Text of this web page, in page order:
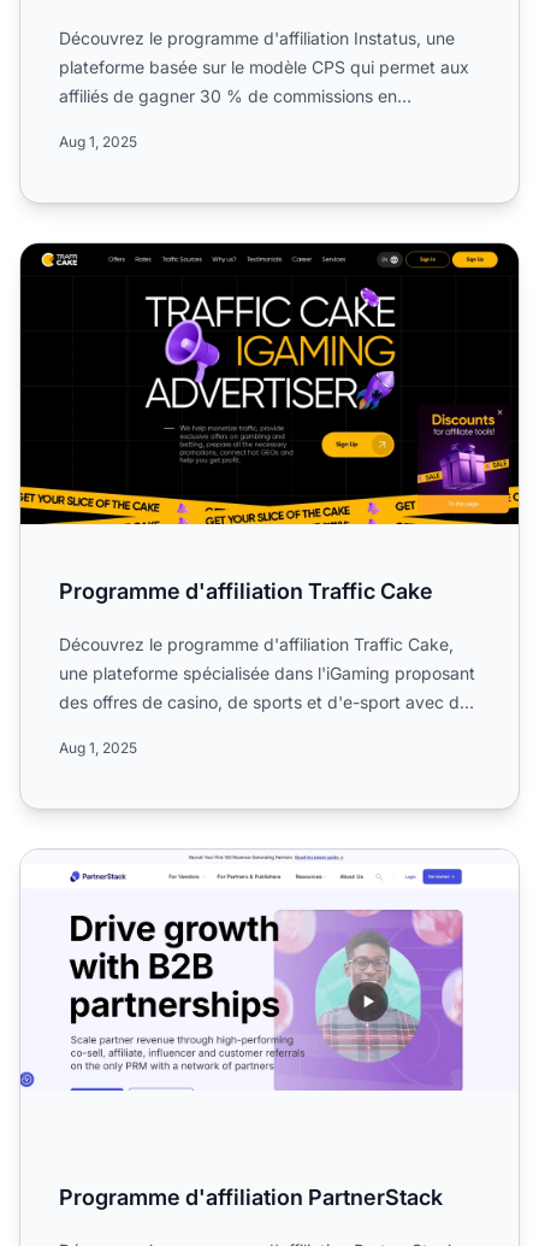
Découvrez le programme d'affiliation Instatus, une
plateforme basée sur le modèle CPS qui permet aux
affiliés de gagner 30 % de commissions en
Aug 1, 2025
Programme d'affiliation Traffic Cake
Programme d'affiliation Traffic Cake
Découvrez le programme d'affiliation Traffic Cake,
une plateforme spécialisée dans l'iGaming proposant
des offres de casino, de sports et d'e-sport avec des
Aug 1, 2025
Programme d'affiliation PartnerStack
Programme d'affiliation PartnerStack